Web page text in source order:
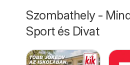
Szombathely -
Sport és Divat